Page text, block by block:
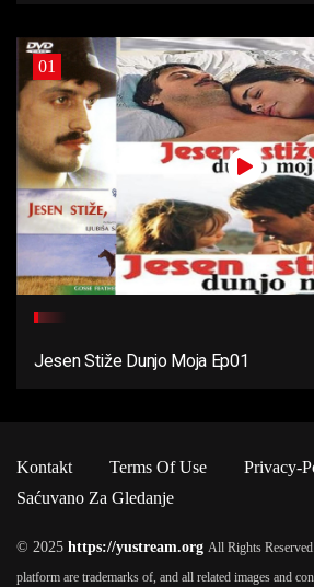
01
Jesen Stiže Dunjo Moja Ep01
Kontakt Terms Of Use
Privacy-
Saćuvano Za Gledanje
© 2025 https://yustream.org All Rights
platform are trademarks of, and all related images and